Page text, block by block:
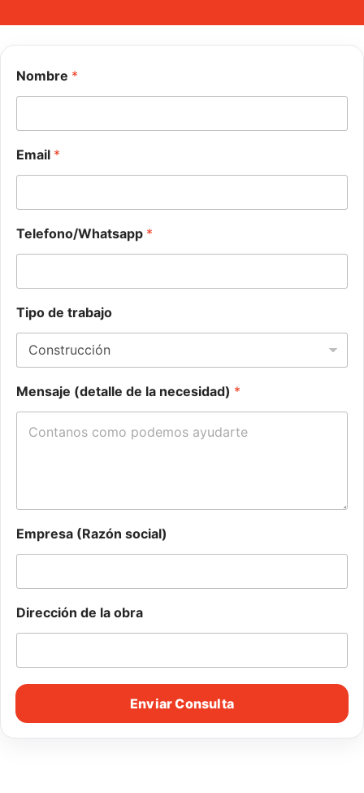
Nombre *
Email *
Telefono/Whatsapp *
N
o
m
r
d
e
c
ó
n
Tipo de trabajo
Mensaje (detalle de la necesidad) *
Empresa (Razón social)
Dirección de la obra
Enviar Consulta